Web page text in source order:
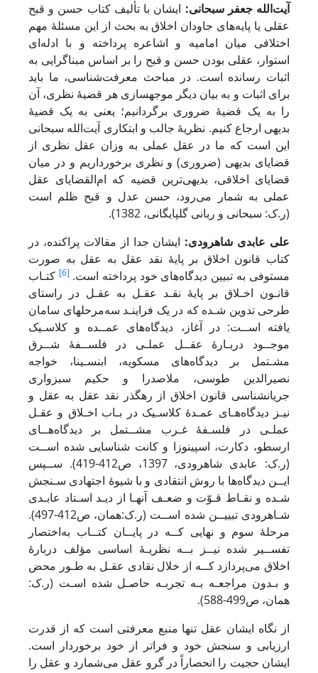
آیت‌الله جعفر سبحانی: ایشان با تألیف کتاب حسن و قبح
عقلی یا پایه‌های جاودان اخلاق به بحث از این مسئلۀ مهم
اختلافی میان امامیه و اشاعره پرداخته و با ادله‌ای
استوار، عقلی بودن حسن و قبح را بر اساس مبناگرایی به
اثبات رسانده است. در مباحث معرفت‌شناسی، ما باید
برای اثبات و به بیان دیگر موجه‎سازی هر قضیۀ نظری، آن
را به یک قضیۀ ضروری برگردانیم؛ یعنی به یک قضیۀ
بدیهی ارجاع کنیم. نظریۀ جالب و ابتکاری آیت‌الله سبحانی
این است که ما در عقل عملی به وزان عقل نظری از
قضایای بدیهی (ضروری) و نظری برخورداریم و در میان
قضایای اخلاقی، بدیهی‌ترین قضیه که ام‌القضایای عقل
عملی به شمار می‌رود، حسن عدل و قبح ظلم است
(ر.ک: سبحانی و ربانی گلپایگانی، 1382).
علی عابدی شاهرودی: ایشان جدا از مقالات پراکنده، در
کتاب قانون اخلاق بر پایۀ نقد عقل به عقل به صورت
مستوفی به تبیین دیدگاه‌های خود پرداخته است. [6]
کتـاب
قانـون اخـلاق بر پایۀ نقـد عقـل به عقـل در راستای
طرحی تدوین شـده که در یک فراینـد سه‌مرحله‎ای سامان
یافته اســت: در آغاز، دیدگاه‌های عمــده و کلاسـیک
موجــود دربـارۀ عقــل عملـی در فلســفۀ شــرق
مشـتمل بر دیدگاه‌های مسکویه، ابن‎سـینا، خواجه
نصیرالدین طوسی، ملاصدرا و حکیم سبزواری
جریان‎شناسى قانون اخلاق از رهگذر نقد عقل به عقل و
نیـز دیدگاه‌هـای عمـدۀ کلاسـیک در بـاب اخـلاق و عقـل
عملـی در فلسـفۀ غـرب مشــتمل بر دیدگاه‌هــای
ارسطو، دکارت، اسپینوزا و کانت شناسایی شده ‎اســت
(ر.ک: عابدی شاهرودی، 1397، ص412-419). ســپس
ایــن دیدگاه‌ها با روش انتقادی و با شیوۀ اجتهادی سـنجش
شـده و نقـاط قـوّت و ضعـف آنهـا از دیـد اسـتاد عابـدی
شـاهرودی تبییــن شده اســت (ر.ک:همان، ص412-497).
مرحلۀ سوم و نهایی کــه در پایــان کتــاب به‌اختصار
تفســیر شده نیــز بــه نظریـۀ اساسی مؤلف دربارۀ
اخلاق می‌پردازد کــه از خلال نقادی عقـل به طـور محض
و بـدون مراجعـه بـه تجربـه حاصـل شده اسـت (ر.ک:
همان، ص499-588).
از نگاه ایشان عقل تنها منبع معرفتی است که از قدرت
ارزیابی و سنجش خود و فراتر از خود برخوردار است.
ایشان حجیت را انحصاراً در گرو عقل می‌شمارد و عقل را